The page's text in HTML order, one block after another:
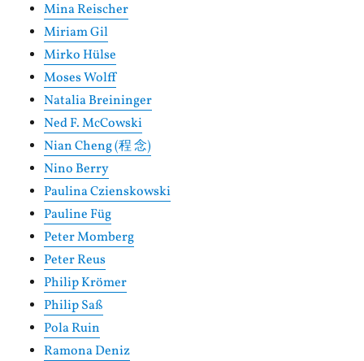
Mina Reischer
Miriam Gil
Mirko Hülse
Moses Wolff
Natalia Breininger
Ned F. McCowski
Nian Cheng (程 念)
Nino Berry
Paulina Czienskowski
Pauline Füg
Peter Momberg
Peter Reus
Philip Krömer
Philip Saß
Pola Ruin
Ramona Deniz